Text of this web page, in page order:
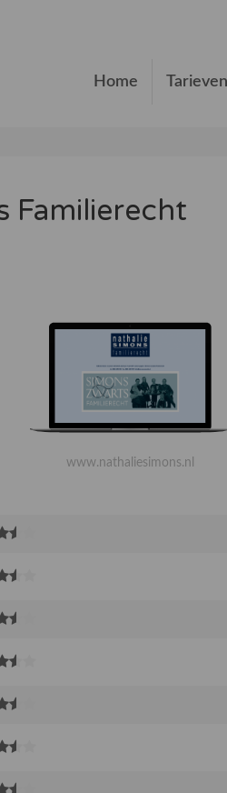
Home Tarieven
Familierecht
www.nathaliesimons.nl